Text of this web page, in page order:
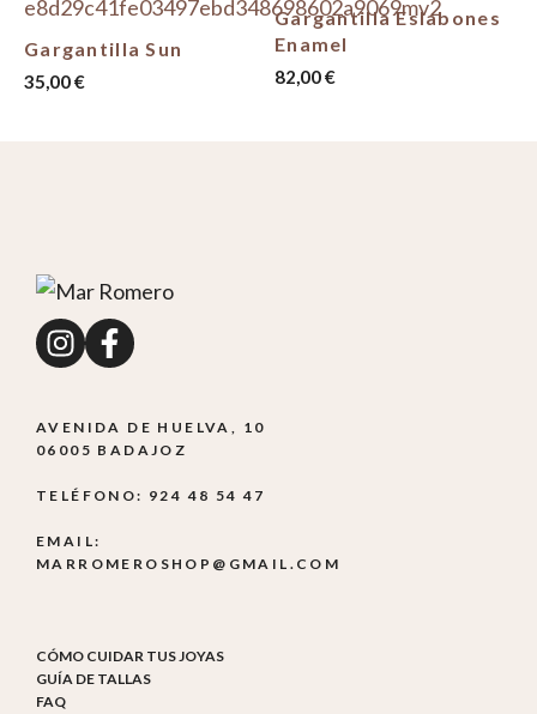
Gargantilla Sun
35,00€
Gargantilla Eslabones
Enamel
82,00€
AVENIDA DE HUELVA, 10
06005 BADAJOZ
TELÉFONO: 924 48 54 47
EMAIL:
MARROMEROSHOP@GMAIL.COM
CÓMO CUIDAR TUS JOYAS
GUÍA DE TALLAS
FAQ